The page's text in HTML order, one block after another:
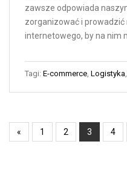
zawsze odpowiada
zorganizować i prowadzić
internetowego, by na nim
Tagi: E-commerce, Logistyka,
« 1 2 3 4